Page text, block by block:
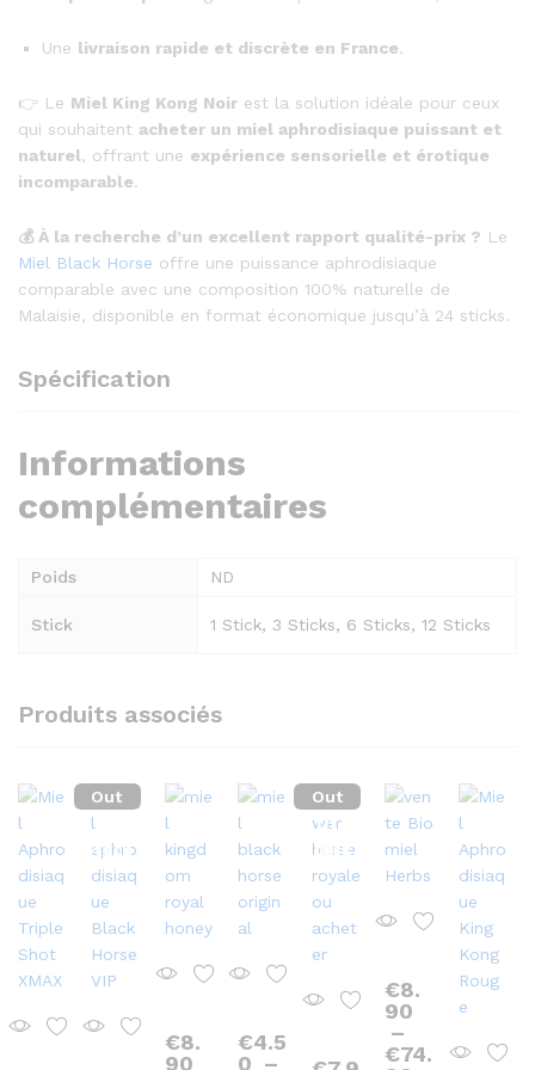
Une livraison rapide et discrète en France.
👉 Le Miel King Kong Noir est la solution idéale pour ceux
qui souhaitent acheter un miel aphrodisiaque puissant et
naturel, offrant une expérience sensorielle et érotique
incomparable.
💰 À la recherche d’un excellent rapport qualité-prix ? Le
Miel Black Horse offre une puissance aphrodisiaque
comparable avec une composition 100% naturelle de
Malaisie, disponible en format économique jusqu’à 24 sticks.
Spécification
Informations
complémentaires
Poids ND
Stick 1 Stick, 3 Sticks, 6 Sticks, 12 Sticks
Produits associés
Out
Stock
€8.
90
€4.5
0 –
Out
Of
Stock
€8.
90
–
€74.